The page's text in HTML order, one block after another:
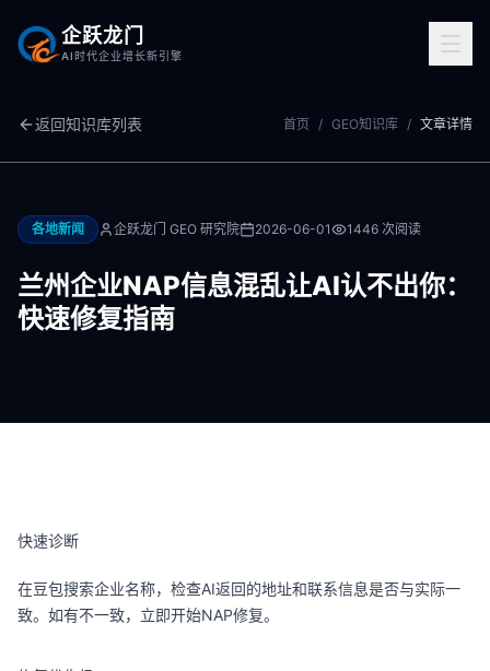
企跃龙门
AI时代企业增长新引擎
返回知识库列表 首页 / GEO知识库 / 文章详情
各地新闻 企跃龙门 GEO 研究院 2026-06-01 1446 次阅读
兰州企业NAP信息混乱让AI认不出你：
快速修复指南
快速诊断
在豆包搜索企业名称，检查AI返回的地址和联系信息是否与实际一
致。如有不一致，立即开始NAP修复。